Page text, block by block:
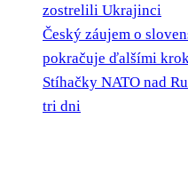
zostrelili Ukrajinci
Český záujem o
pokračuje ďalšími
Stíhačky NATO nad
tri dni